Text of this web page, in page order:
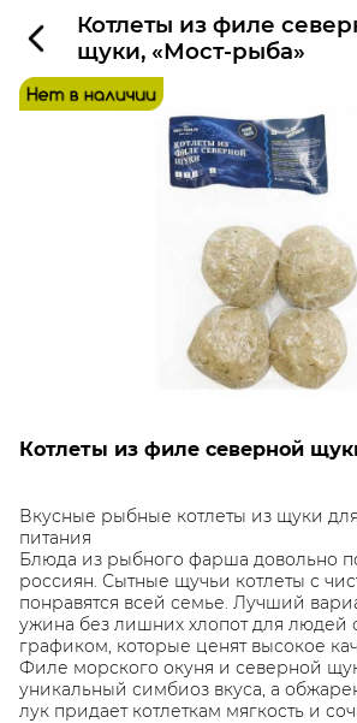
Котлеты из филе
щуки, «Мост-рыба»
Котлеты из филе северной
Вкусные рыбные котлеты из щуки
питания
Блюда из рыбного фарша довольно
россиян. Сытные щучьи котлеты с
понравятся всей семье. Лучший
ужина без лишних хлопот для людей
графиком, которые ценят высокое
Филе морского окуня и северной
уникальный симбиоз вкуса, а
лук придает котлеткам мягкость и